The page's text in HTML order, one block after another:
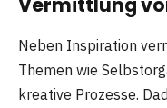
Vermittlung
Neben Inspiration
Themen wie
kreative Prozesse.